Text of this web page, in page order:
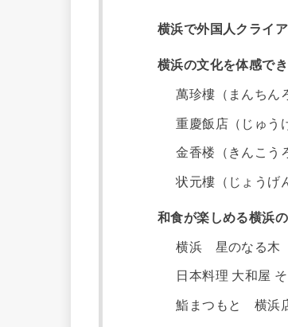
横浜で外国人クライ
横浜の文化を体感で
萬珍樓（まんちん
重慶飯店（じゅう
金香楼（きんこう
状元樓（じょうげ
和食が楽しめる横浜
横浜 星のなる木
日本料理 大和屋
鮨まつもと 横浜